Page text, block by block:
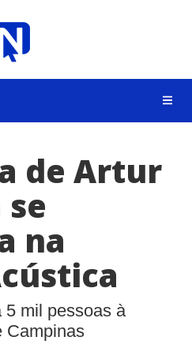
de Artur
na
5 mil pessoas à
Campinas